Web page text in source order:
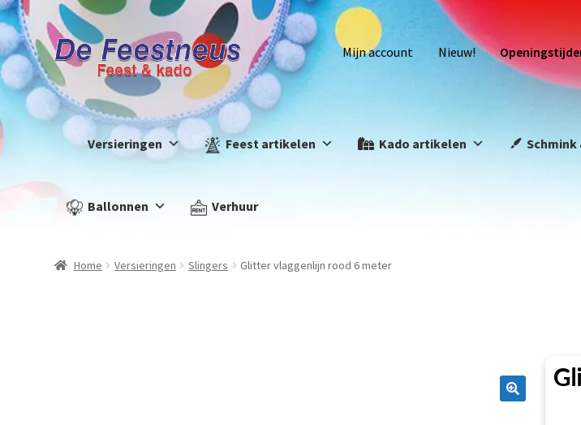
Mijn account Nieuw!
Versieringen Feest artikelen Kado artikelen Schmink
Ballonnen Verhuur
Home Versieringen Slingers Glitter vlaggenlijn rood 6 meter